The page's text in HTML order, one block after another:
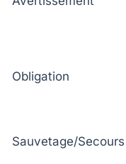
Obligation
Sauvetage/Secours